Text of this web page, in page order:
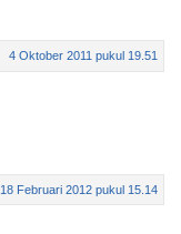
4 Oktober 2011 pukul 19.51
18 Februari 2012 pukul 15.14